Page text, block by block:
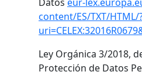
content/ES/TXT/HTML/
Ley Orgánica 3/2018,
Protección de Datos